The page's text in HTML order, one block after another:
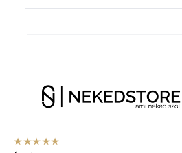
★★★★★